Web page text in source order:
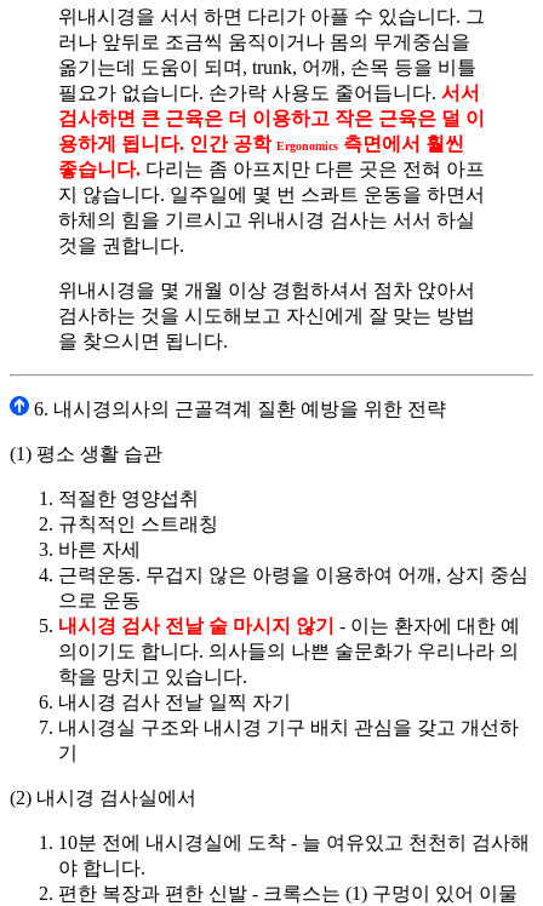
위내시경을 서서 하면 다리가 아플 수 있습니다. 그
러나 앞뒤로 조금씩 움직이거나 몸의 무게중심을
옮기는데 도움이 되며, trunk, 어깨, 손목 등을 비틀
필요가 없습니다. 손가락 사용도 줄어듭니다. 서서
검사하면 큰 근육은 더 이용하고 작은 근육은 덜 이
용하게 됩니다. 인간 공학 Ergonomics 측면에서 훨씬
좋습니다. 다리는 좀 아프지만 다른 곳은 전혀 아프
지 않습니다. 일주일에 몇 번 스콰트 운동을 하면서
하체의 힘을 기르시고 위내시경 검사는 서서 하실
것을 권합니다.
위내시경을 몇 개월 이상 경험하셔서 점차 앉아서
검사하는 것을 시도해보고 자신에게 잘 맞는 방법
을 찾으시면 됩니다.
6. 내시경의사의 근골격계 질환 예방을 위한 전략
(1) 평소 생활 습관
적절한 영양섭취
규칙적인 스트래칭
바른 자세
근력운동. 무겁지 않은 아령을 이용하여 어깨, 상지 중심
으로 운동
내시경 검사 전날 술 마시지 않기 - 이는 환자에 대한 예
의이기도 합니다. 의사들의 나쁜 술문화가 우리나라 의
학을 망치고 있습니다.
내시경 검사 전날 일찍 자기
내시경실 구조와 내시경 기구 배치 관심을 갖고 개선하
기
(2) 내시경 검사실에서
10분 전에 내시경실에 도착 - 늘 여유있고 천천히 검사해
야 합니다.
편한 복장과 편한 신발 - 크록스는 (1) 구멍이 있어 이물